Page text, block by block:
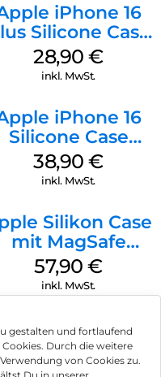
gestalten und fortlaufend
Durch die weitere
von Cookies zu.
iPhone 16
Silicone Case
MagSafe Black
28,90€
inkl. MwSt.
iPhone 16
Silicone Case
MagSafe
Ultramarine
38,90€
inkl. MwSt.
Silikon Case
mit MagSafe
iPhone 14 Pro
(PRODUCT)RED
57,90€
inkl. MwSt.